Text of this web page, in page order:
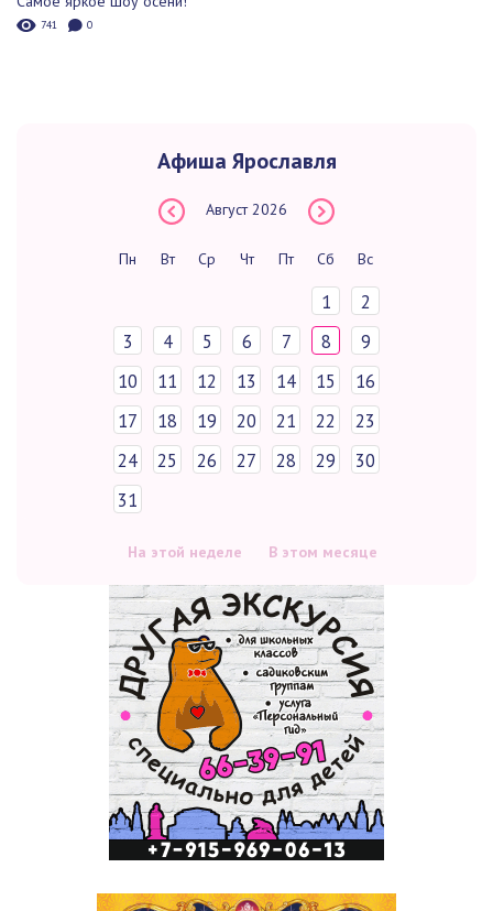
741 0
Афиша Ярославля
Август 2026
Пн Вт Ср Чт Пт Сб Вс
1
2
3
4 5 6 7 8
9
10
11 12 13 14 15
16
17
18 19 20 21 22
23
24
25 26 27 28 29
30
31
На этой неделе В этом месяце